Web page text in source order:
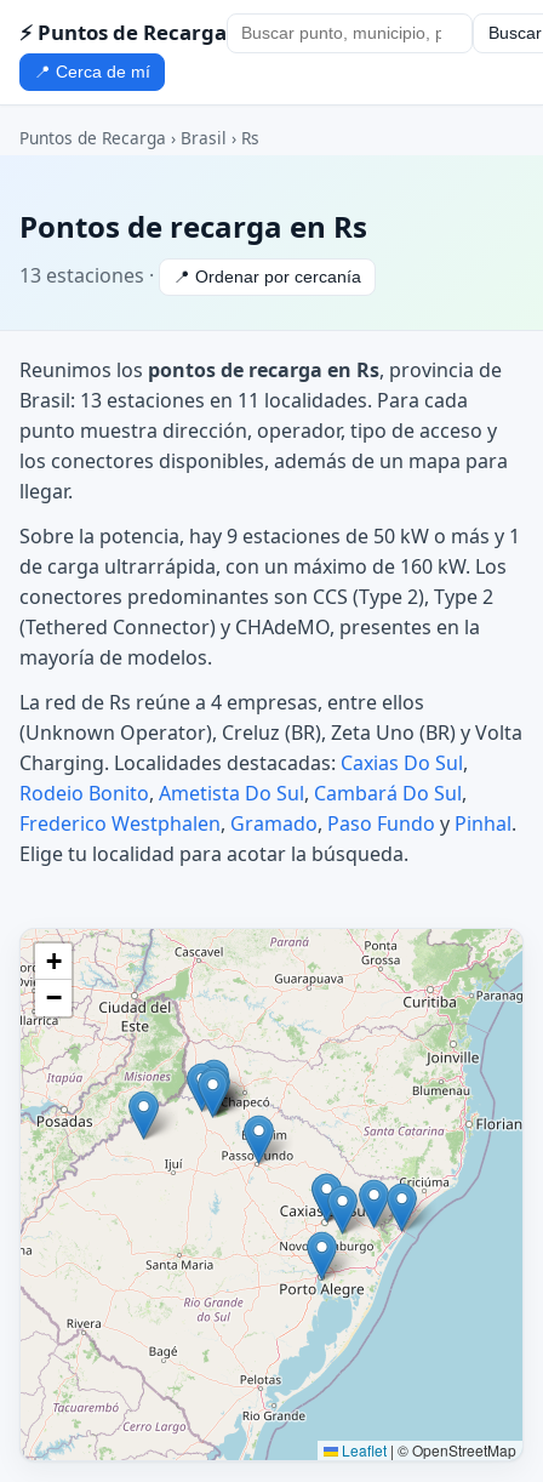
⚡ Puntos de Recarga Buscar
📍 Cerca de mí
Puntos de Recarga › Brasil › Rs
Pontos de recarga en Rs
13 estaciones · 📍 Ordenar por cercanía
Reunimos los pontos de recarga en Rs, provincia de
Brasil: 13 estaciones en 11 localidades. Para cada
punto muestra dirección, operador, tipo de acceso y
los conectores disponibles, además de un mapa para
llegar.
Sobre la potencia, hay 9 estaciones de 50 kW o más y 1
de carga ultrarrápida, con un máximo de 160 kW. Los
conectores predominantes son CCS (Type 2), Type 2
(Tethered Connector) y CHAdeMO, presentes en la
mayoría de modelos.
La red de Rs reúne a 4 empresas, entre ellos
(Unknown Operator), Creluz (BR), Zeta Uno (BR) y Volta
Charging. Localidades destacadas: Caxias Do Sul,
Rodeio Bonito, Ametista Do Sul, Cambará Do Sul,
Frederico Westphalen, Gramado, Paso Fundo y Pinhal.
Elige tu localidad para acotar la búsqueda.
+
−
Leaflet | © OpenStreetMap